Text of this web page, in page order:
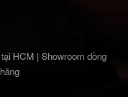
HCM | Showroom đồng